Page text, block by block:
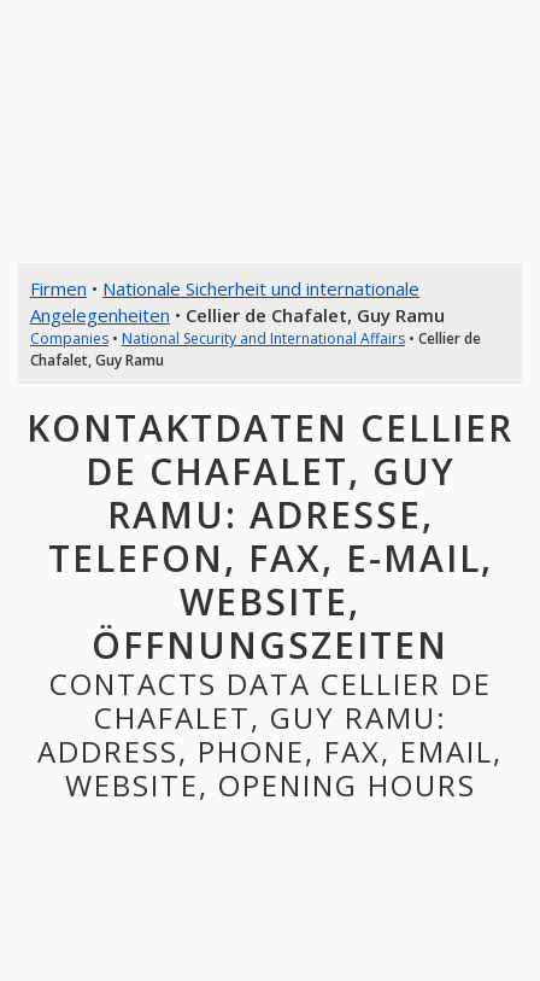
Firmen • Nationale Sicherheit und internationale
Angelegenheiten • Cellier de Chafalet, Guy Ramu
Companies• National Security and International Affairs• Cellier de
Chafalet, Guy Ramu
KONTAKTDATEN CELLIER
DE CHAFALET, GUY
RAMU: ADRESSE,
TELEFON, FAX, E-MAIL,
WEBSITE,
ÖFFNUNGSZEITEN
CONTACTS DATA CELLIER DE
CHAFALET, GUY RAMU:
ADDRESS, PHONE, FAX, EMAIL,
WEBSITE, OPENING HOURS